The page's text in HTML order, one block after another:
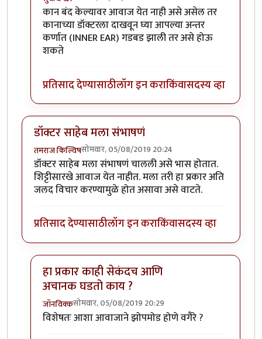
In reply toनाही.byतमराज किल्विष
कान बंद केल्यावर आवाज येत नाही असे असेल तर
कानाच्या डॉक्टरला दाखवून घ्या आपल्या अन्तर
कर्णात (INNER EAR) गडबड झाली तर असे होऊ
शकते
प्रतिसाद देण्यासाठीलॉग इन कराकिंवासदस्य व्हा
डॉक्टर साहेब मला संभाषणं
तमराज किल्विषसोमवार, 05/08/2019 20:24
डॉक्टर साहेब मला संभाषणं चालली असे भास होतात.
शिट्टीसारखे आवाज येत नाहीत. मला तरी हा प्रकार अति
जलद विचार करण्यामुळे होत असावा असे वाटते.
प्रतिसाद देण्यासाठीलॉग इन कराकिंवासदस्य व्हा
हा प्रकार काही सेकंदच आणि
अचानक घडतो काय ?
जॉनविक्कसोमवार, 05/08/2019 20:29
In reply toडॉक्टर साहेब मला संभाषणंbyतमराज किल्विष
विशेषतः आशा आवाजाने झोपमोड होणे वगैरे ?